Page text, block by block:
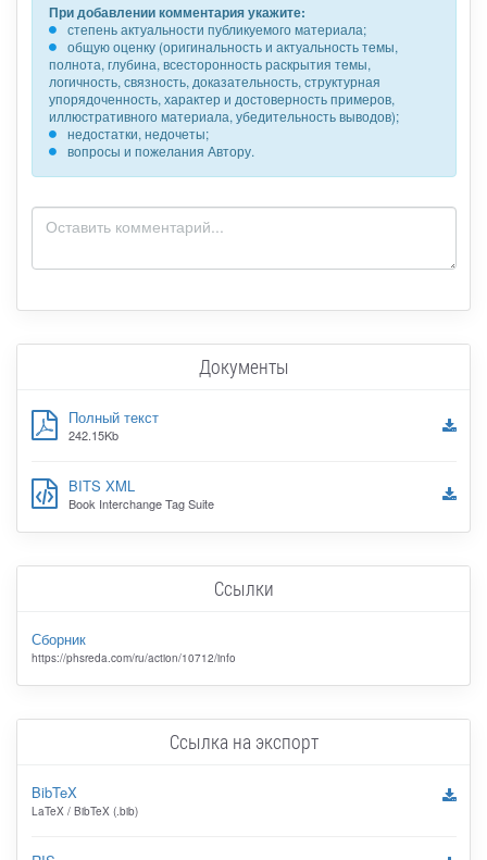
При добавлении комментария укажите:
степень актуальности публикуемого материала;
общую оценку (оригинальность и актуальность темы,
полнота, глубина, всесторонность раскрытия темы,
логичность, связность, доказательность, структурная
упорядоченность, характер и достоверность примеров,
иллюстративного материала, убедительность выводов);
недостатки, недочеты;
вопросы и пожелания Автору.
Документы
Полный текст
242.15Kb
BITS XML
Book Interchange Tag Suite
Ссылки
Сборник
https://phsreda.com/ru/action/10712/info
Ссылка на экспорт
BibTeX
LaTeX / BibTeX (.bib)